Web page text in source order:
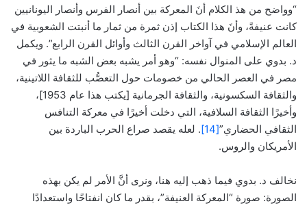
“وواضح من هذ الكلام أنَ المعركة بين أنصار الفرس وأنصار اليونانيين
كانت عنيفةً، وأنَ هذا الكتاب إذن ثمرة من ثمار ما أنبتت الشعوبية في
العالم الإسلامي في آواخر القرن الثالث وأوائل القرن الرابع”. ويكمل
د. بدوي على المنوال نفسه: “وهو أمر يشبه بعض الشبه ما يثور في
مصر في العصر الحالي من خصومات حول التعصُّب للثقافة اللاتينية،
والثقافة السكسونية، والثقافة الجرمانية [يكتب هذا عام 1953]،
وأخيرًا الثقافة السلافية، التي دخلت أخيرًا في معركة التنافس
الثقافي الحضاري”[14]
. لعله يقصد صراع الحرب الباردة بين
الأمريكان والروس.
نخالف د. بدوي فيما ذهب إليه هنا، ونرى أنَّ الأمر لم يكن بهذه
الصورة: صورة “المعركة العنيفة”، بقدر ما كان انفتاحًا واستعدادًا